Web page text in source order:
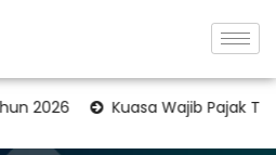
Kuasa Wajib Pajak Terbaru